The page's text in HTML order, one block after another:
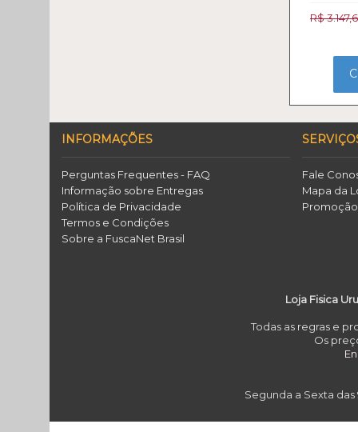
R$
INFORMAÇÕES
Perguntas Frequentes - FAQ
Informação sobre Entregas
Política de Privacidade
Termos e Condições
Sobre a FuscaNet Brasil
Fale
Mapa da
Promoção
Loja Fisica
Todas as regras e
Os
Segunda a Sexta das